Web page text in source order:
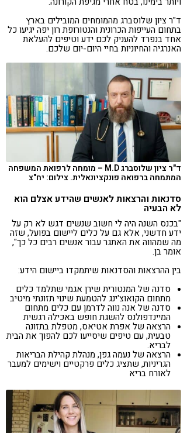
ד"ר ציון שלוסברג מהמומחים המובילים בארץ
בתחום העייפות הכרונית והנטורופת רון יפה יגיעו כל
אחד בנפרד להעניק לכם ידע וטיפים להעלאת
האנרגיה והחיוניות בחיי היום-יום שלכם.
ד"ר ציון שלוסברג M.D – מומחה לרפואת המשפחה
המתמחה ברפואה פונקציונאלית. צילום: יח"צ
סדנאות והרצאות לאנשים שהידע אצלם הוא
לא הבעיה
"בכנס השנה היה לי חשוב שנשים דגש לא רק על
ידע חדשני, אלא גם על כלים ליישום בפועל, שזה
מה שמהווה את האתגר עבור אנשים רבים כל כך",
אומר בן.
בין ההרצאות והסדנאות שיתמקדו ביישום הידע:
סדנה של המנטורית שירן אגמי שתלמד כלים
מתחום הקואוצ'ינג להטמעת שינוי תזונתי מיטיב
סדנה של אנה נווה לדרמן עם כלים מתחום
המיינדפולנס להשגת חופש באכילה רגשית
הרצאה של אפרת אטיאס, מטפלת בתזונה
טבעית, עם טיפים שיסייעו לכם להפוך את הבית
לבריא.
הרצאה של נעמה גפן, מנהלת קהילת הבריאות
הגריניות, שתציג כלים פרקטיים וישימים למעבר
לאורח בריא